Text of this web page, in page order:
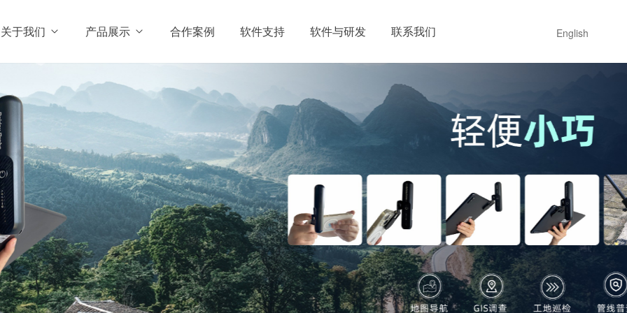
关于我们 产品展示 合作案例 软件支持 软件与研发 联系我们 English